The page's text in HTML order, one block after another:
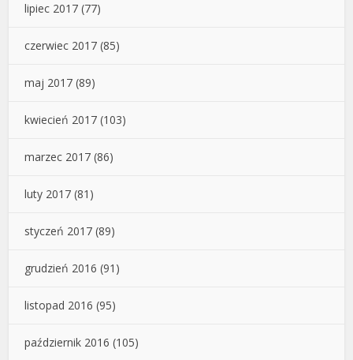
lipiec 2017 (77)
czerwiec 2017 (85)
maj 2017 (89)
kwiecień 2017 (103)
marzec 2017 (86)
luty 2017 (81)
styczeń 2017 (89)
grudzień 2016 (91)
listopad 2016 (95)
październik 2016 (105)